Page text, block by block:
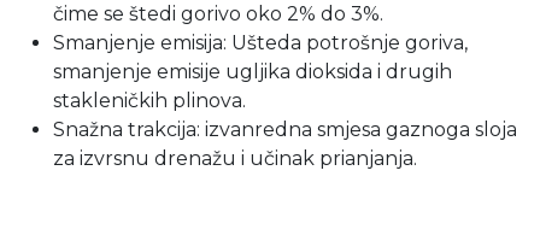
čime se štedi gorivo oko 2% do 3%.
Smanjenje emisija: Ušteda potrošnje goriva,
smanjenje emisije ugljika dioksida i drugih
stakleničkih plinova.
Snažna trakcija: izvanredna smjesa gaznoga sloja
za izvrsnu drenažu i učinak prianjanja.